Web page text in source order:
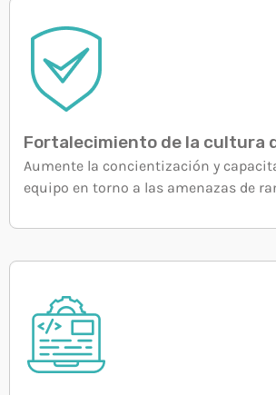
Fortalecimiento de la cultura
Aumente la concientización y
equipo en torno a las amenazas de